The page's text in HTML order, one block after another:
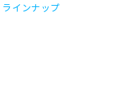
ラインナップ